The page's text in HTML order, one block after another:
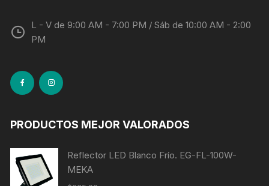
L - V de 9:00 AM - 7:00 PM / Sáb de 10:00 AM - 2:00
PM
PRODUCTOS MEJOR VALORADOS
Reflector LED Blanco Frío. EG-FL-100W-
MEKA